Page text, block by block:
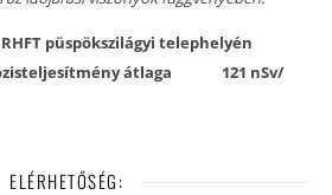
püspökszilágyi telephelyén
átlaga 121 nSv/
ELÉRHETŐSÉG: